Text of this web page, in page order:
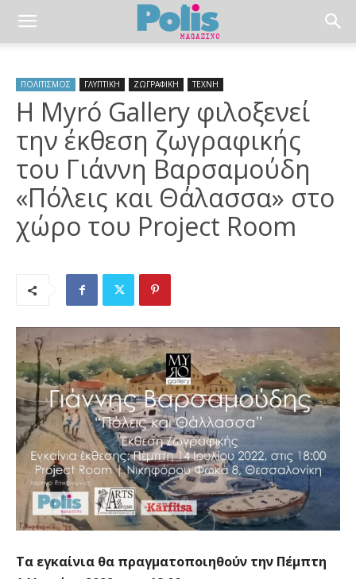
ΠΟΛΙΤΙΣΜΟΣ ΓΛΥΠΤΙΚΗ ΖΩΓΡΑΦΙΚΗ ΤΕΧΝΗ
Η Myró Gallery φιλοξενεί
την έκθεση ζωγραφικής
του Γιάννη Βαρσαμούδη
«Πόλεις και Θάλασσα» στο
χώρο του Project Room
Τα εγκαίνια θα πραγματοποιηθούν την Πέμπτη